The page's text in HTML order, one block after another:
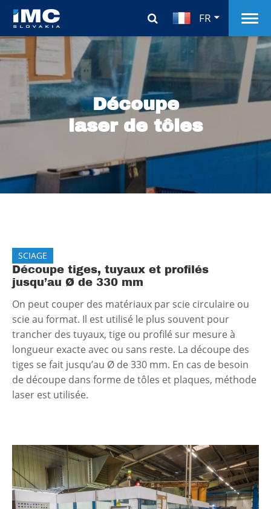
FR
Découpe
laser de tôles
SCIAGE
Découpe tiges, tuyaux et profilés
jusqu’au Ø de 330 mm
On peut couper des matériaux par scie circulaire ou
scie au format. Il est utilisé le plus souvent pour
trancher des tuyaux, tige ou profilé sur mesure à
longueur exacte avec ou sans reste. La découpe des
tiges se fait jusqu’au Ø de 330 mm. En cas de besoin
de découpe dans forme de tôles et plaques, méthode
laser est utilisée.